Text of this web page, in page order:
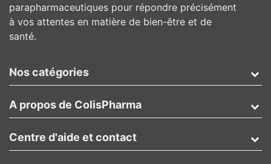
parapharmaceutiques pour répondre précisément
à vos attentes en matière de bien-être et de
santé.
Nos catégories
A propos de ColisPharma
Centre d'aide et contact